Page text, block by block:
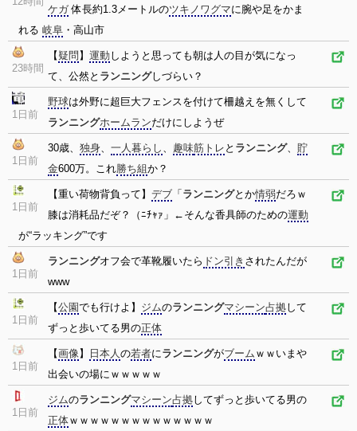
ケガ体長約1.3メートルのツキノワグマに腕や足をかま
れる 岐阜 ・高山市
23時間
【 疑問 】 運動 しようと思っても朝は人の目が気になっ
て、公然と ランニングしづらい？
1日前
野球は外野に超巨大フェンスを付けて柵越えを無くして
ランニングホームランだけにしようぜ
1日前
30歳、 独身、 一人暮らし 、 趣味筋トレ と ランニング、 貯
金600万。これ勝ち組か？
1日前
【重い荷物背負って】 デブ 「 ランニングとか情弱だろｗ
膝は消耗品だぞ？（ﾆﾁｬｧ」←そんな香具師のための運動
が“ラッキング”です
1日前
ランニングオフ会で革靴履いたら ドン引き されたんだが
www
1日前
【公園でも行けよ】 ジムのランニングマシーン占拠して
ずっと歩いてる男の正体
1日前
【画像】 日本人の若者にランニングがブーム ｗｗいまや
出会いの場にｗｗｗｗｗ
1日前
ジムのランニングマシーン占拠してずっと歩いてる男の
正体ｗｗｗｗｗｗｗｗｗｗｗｗｗｗ